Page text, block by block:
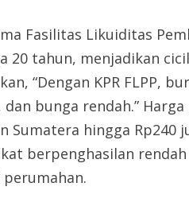
Fasilitas Likuiditas
20 tahun, menjadikan
“Dengan KPR FLPP,
bunga rendah.”
Sumatera hingga
berpenghasilan